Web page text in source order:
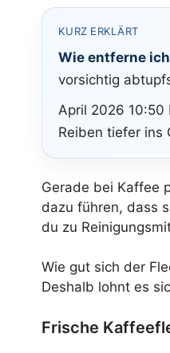
KURZ ERKLÄRT
Wie entferne
vorsichtig
April 2026
Reiben tiefer ins
Gerade bei Kaffee
dazu führen, dass
du zu
Wie gut sich der
Deshalb lohnt es
Frische